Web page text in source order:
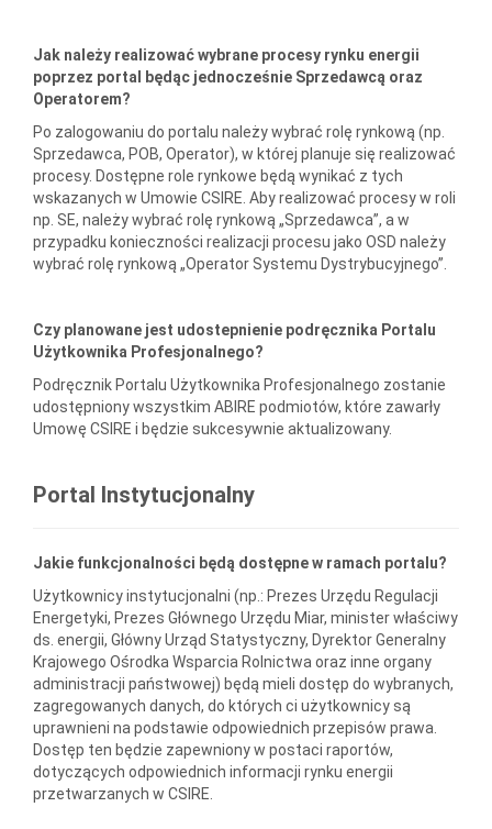
Jak należy realizować wybrane procesy rynku energii
poprzez portal będąc jednocześnie Sprzedawcą oraz
Operatorem?
Po zalogowaniu do portalu należy wybrać rolę rynkową (np.
Sprzedawca, POB, Operator), w której planuje się realizować
procesy. Dostępne role rynkowe będą wynikać z tych
wskazanych w Umowie CSIRE. Aby realizować procesy w roli
np. SE, należy wybrać rolę rynkową „Sprzedawca”, a w
przypadku konieczności realizacji procesu jako OSD należy
wybrać rolę rynkową „Operator Systemu Dystrybucyjnego”.
Czy planowane jest udostepnienie podręcznika Portalu
Użytkownika Profesjonalnego?
Podręcznik Portalu Użytkownika Profesjonalnego zostanie
udostępniony wszystkim ABIRE podmiotów, które zawarły
Umowę CSIRE i będzie sukcesywnie aktualizowany.
Portal Instytucjonalny
Jakie funkcjonalności będą dostępne w ramach portalu?
Użytkownicy instytucjonalni (np.: Prezes Urzędu Regulacji
Energetyki, Prezes Głównego Urzędu Miar, minister właściwy
ds. energii, Główny Urząd Statystyczny, Dyrektor Generalny
Krajowego Ośrodka Wsparcia Rolnictwa oraz inne organy
administracji państwowej) będą mieli dostęp do wybranych,
zagregowanych danych, do których ci użytkownicy są
uprawnieni na podstawie odpowiednich przepisów prawa.
Dostęp ten będzie zapewniony w postaci raportów,
dotyczących odpowiednich informacji rynku energii
przetwarzanych w CSIRE.